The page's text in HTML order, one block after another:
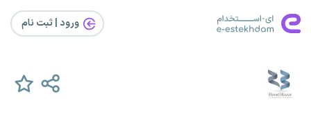
ورود | ثبت‌ نام